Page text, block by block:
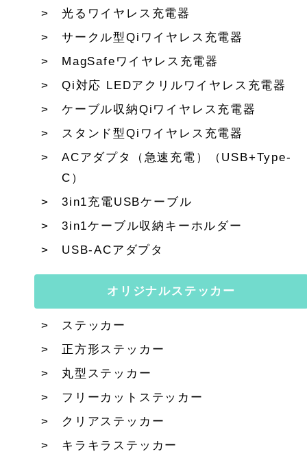
光るワイヤレス充電器
サークル型Qiワイヤレス充電器
MagSafeワイヤレス充電器
Qi対応 LEDアクリルワイヤレス充電器
ケーブル収納Qiワイヤレス充電器
スタンド型Qiワイヤレス充電器
ACアダプタ（急速充電）（USB+Type-
C）
3in1充電USBケーブル
3in1ケーブル収納キーホルダー
USB-ACアダプタ
オリジナルステッカー
ステッカー
正方形ステッカー
丸型ステッカー
フリーカットステッカー
クリアステッカー
キラキラステッカー